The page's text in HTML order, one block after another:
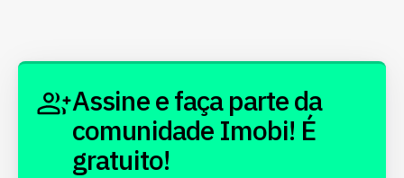
Assine e faça parte da
comunidade Imobi! É
gratuito!